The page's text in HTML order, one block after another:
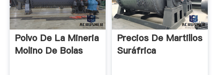
Polvo De La Mineria
Molino De Bolas
Precios De Martillos
Suráfrica